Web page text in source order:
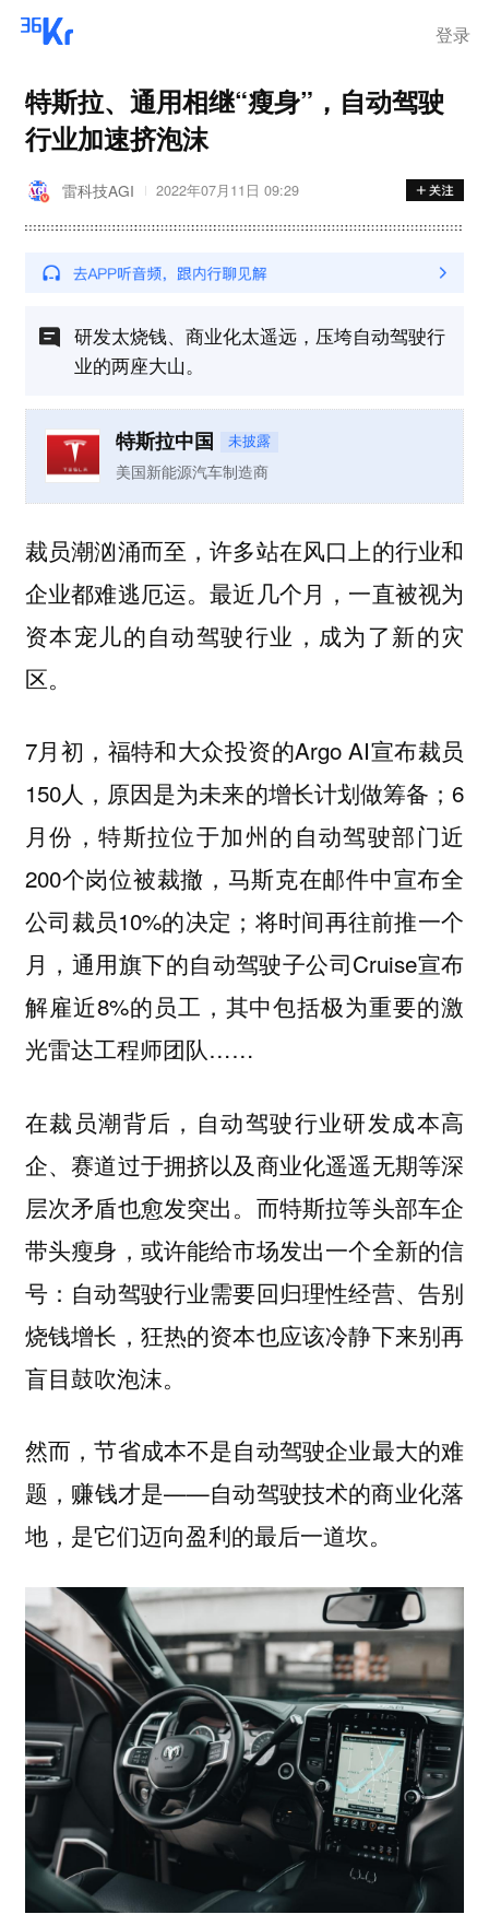
登录
特斯拉、通用相继“瘦身”，自动驾驶
行业加速挤泡沫
雷科技AGI 2022年07月11日 09:29
研发太烧钱、商业化太遥远，压垮自动驾驶行
业的两座大山。
特斯拉中国 未披露
美国新能源汽车制造商
裁员潮汹涌而至，许多站在风口上的行业和
企业都难逃厄运。最近几个月，一直被视为
资本宠儿的自动驾驶行业，成为了新的灾
区。
7月初，福特和大众投资的Argo AI宣布裁员
150人，原因是为未来的增长计划做筹备；6
月份，特斯拉位于加州的自动驾驶部门近
200个岗位被裁撤，马斯克在邮件中宣布全
公司裁员10%的决定；将时间再往前推一个
月，通用旗下的自动驾驶子公司Cruise宣布
解雇近8%的员工，其中包括极为重要的激
光雷达工程师团队……
在裁员潮背后，自动驾驶行业研发成本高
企、赛道过于拥挤以及商业化遥遥无期等深
层次矛盾也愈发突出。而特斯拉等头部车企
带头瘦身，或许能给市场发出一个全新的信
号：自动驾驶行业需要回归理性经营、告别
烧钱增长，狂热的资本也应该冷静下来别再
盲目鼓吹泡沫。
然而，节省成本不是自动驾驶企业最大的难
题，赚钱才是——自动驾驶技术的商业化落
地，是它们迈向盈利的最后一道坎。